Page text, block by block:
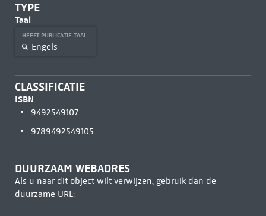
TYPE
Taal
HEEFT PUBLICATIE TAAL
Engels
CLASSIFICATIE
ISBN
9492549107
9789492549105
DUURZAAM WEBADRES
Als u naar dit object wilt verwijzen, gebruik dan de
duurzame URL: